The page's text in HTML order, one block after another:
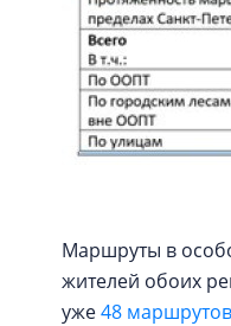
Маршруты в
жителей обоих
уже48 маршрутов